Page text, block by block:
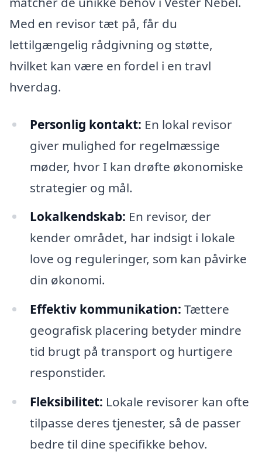
Med en revisor tæt på, får du
lettilgængelig rådgivning og støtte,
hvilket kan være en fordel i en travl
hverdag.
Personlig kontakt: En lokal revisor
giver mulighed for regelmæssige
møder, hvor I kan drøfte økonomiske
strategier og mål.
Lokalkendskab: En revisor, der
kender området, har indsigt i lokale
love og reguleringer, som kan påvirke
din økonomi.
Effektiv kommunikation: Tættere
geografisk placering betyder mindre
tid brugt på transport og hurtigere
responstider.
Fleksibilitet: Lokale revisorer kan ofte
tilpasse deres tjenester, så de passer
bedre til dine specifikke behov.